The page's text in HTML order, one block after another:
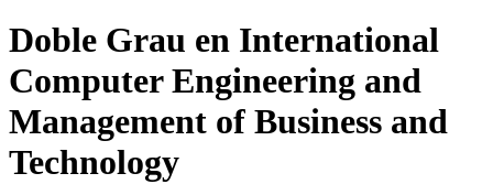
Doble Grau en International
Computer Engineering and
Management of Business and
Technology